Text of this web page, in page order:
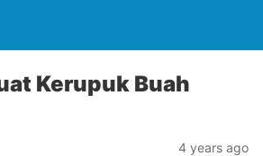
Kerupuk Buah
4 years ago